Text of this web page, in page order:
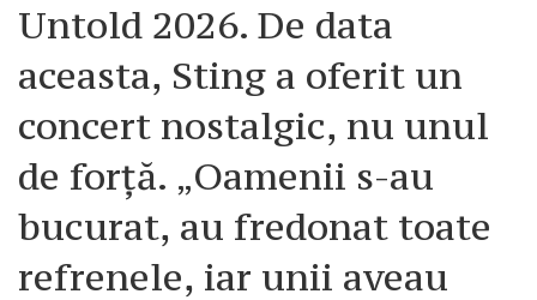
Untold 2026. De data
aceasta, Sting a oferit un
concert nostalgic, nu unul
de forță. „Oamenii s-au
bucurat, au fredonat toate
refrenele, iar unii aveau